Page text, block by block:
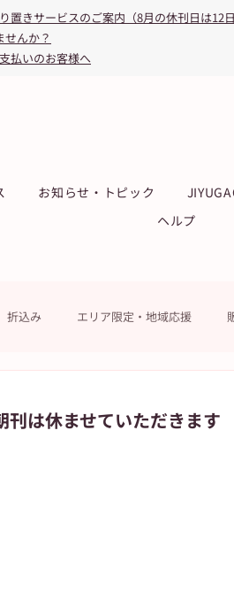
置きサービスのご案内（8月の休刊日は12日
せんか？
払いのお客様へ
お知らせ・トピック
ヘルプ
折込み エリア限定・地域応援
刊は休ませていただきます